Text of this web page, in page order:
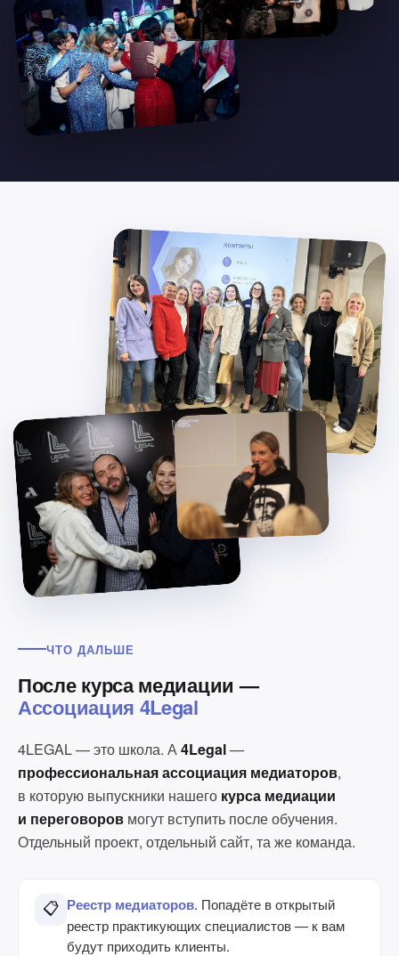
ЧТО ДАЛЬШЕ
После курса медиации —
Ассоциация 4Legal
4LEGAL — это школа. А 4Legal—
профессиональная ассоциация медиаторов,
в которую выпускники нашего курса медиации
и переговоров могут вступить после обучения.
Отдельный проект, отдельный сайт, та же команда.
📋 Реестр медиаторов. Попадёте в открытый
реестр практикующих специалистов — к вам
будут приходить клиенты.